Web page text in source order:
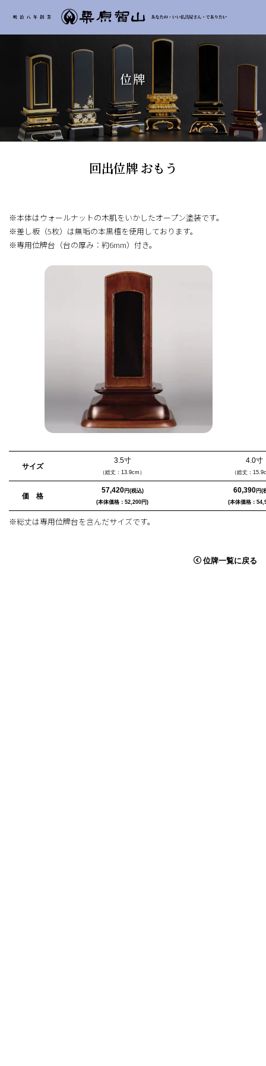
位牌
回出位牌 おもう
※本体はウォールナットの木肌をいかしたオープン塗装です。
※差し板（5枚）は無垢の本黒檀を使用しております。
※専用位牌台（台の厚み：約6mm）付き。
サイズ
3.5寸
（総丈：13.9cm）
4.0寸
（総丈：
価 格
57,420円(税込)
(本体価格：52,200円)
60,390円(
(本体価格：
※総丈は専用位牌台を含んだサイズです。
位牌一覧に戻る